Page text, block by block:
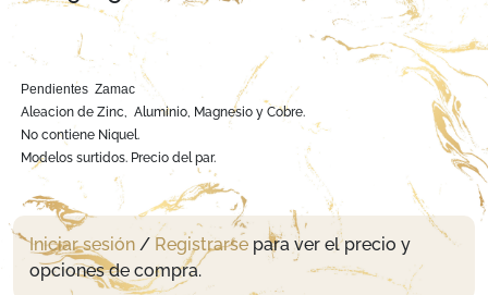
Pendientes Zamac
Aleacion de Zinc, Aluminio, Magnesio y Cobre.
No contiene Niquel.
Modelos surtidos. Precio del par.
Iniciar sesión / Registrarse para ver el precio y
opciones de compra.